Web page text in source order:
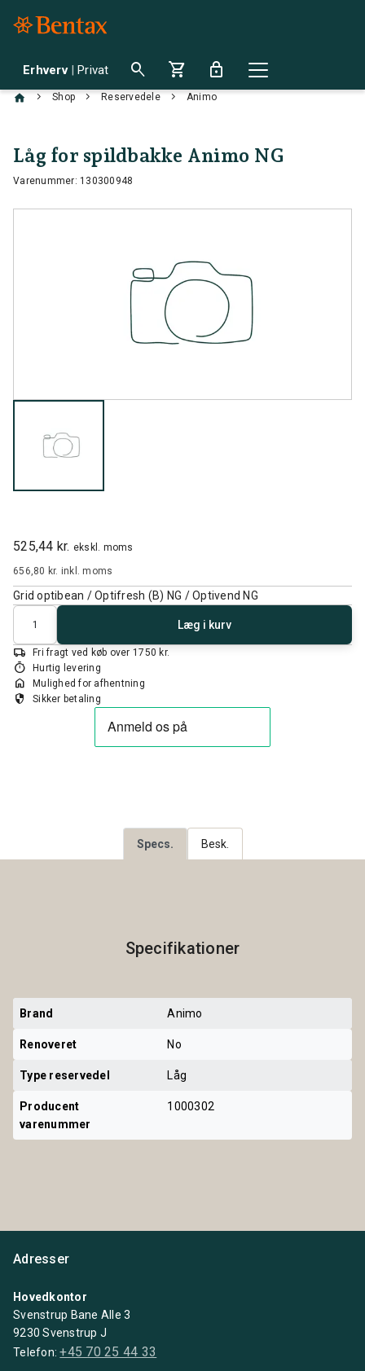
Erhverv | Privat search shopping_cart lock
chevron_right Shop chevron_right Reservedele chevron_right Animo
Låg for spildbakke Animo NG
Varenummer: 130300948
525,44 kr. ekskl. moms
656,80 kr. inkl. moms
Grid optibean / Optifresh (B) NG / Optivend NG
Antal
Læg i kurv
local_shipping Fri fragt ved køb over 1750 kr.
timer Hurtig levering
home Mulighed for afhentning
security Sikker betaling
Specs. Besk.
Specifikationer
Brand Animo
Renoveret No
Type reservedel Låg
Producent
varenummer
1000302
Adresser
Hovedkontor
Svenstrup Bane Alle 3
9230 Svenstrup J
Telefon:+45 70 25 44 33